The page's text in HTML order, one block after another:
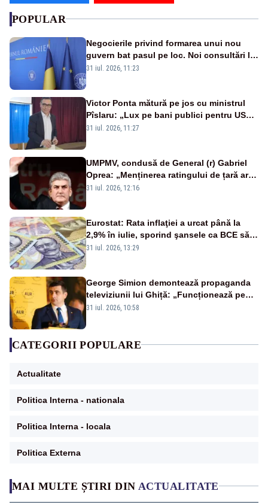
MAI MULTE ȘTIRI DIN ACTUALITATE
POPULAR
Negocierile privind formarea unui nou
guvern bat pasul pe loc. Noi consultări la
Cotroceni, așteptate după mijlocul lunii
31 iul. 2026, 11:23
Victor Ponta mătură pe jos cu ministrul
Pîslaru: „Lux pe bani publici pentru USR-
iști”
31 iul. 2026, 11:27
UMPMV, condusă de General (r) Gabriel
Oprea: „Menținerea ratingului de țară ar
reprezenta un semnal pozitiv pentru
31 iul. 2026, 12:16
Eurostat: Rata inflaţiei a urcat până la
2,9% în iulie, sporind şansele ca BCE să
majoreze dobânda
31 iul. 2026, 13:29
George Simion demontează propaganda
televiziunii lui Ghiță: „Funcționează pe
miliarde luate de la români”
31 iul. 2026, 10:58
CATEGORII POPULARE
Actualitate
Politica Interna - nationala
Politica Interna - locala
Politica Externa